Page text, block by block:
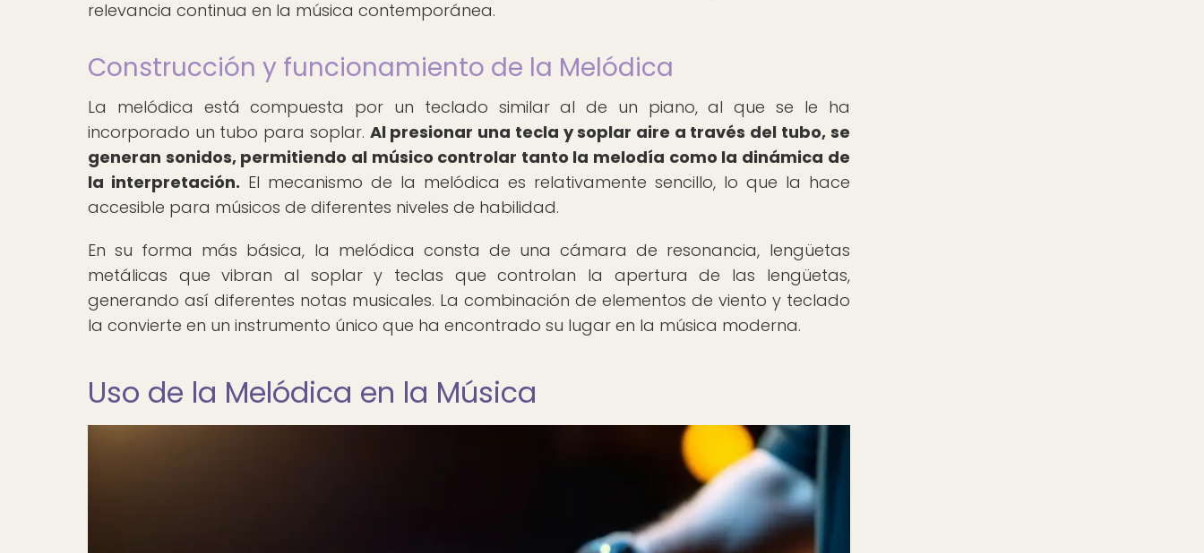
relevancia continua en la música contemporánea.
Construcción y funcionamiento de la Melódica
La melódica está compuesta por un teclado similar al de un piano, al que se le ha
incorporado un tubo para soplar. Al presionar una tecla y soplar aire a través del tubo, se
generan sonidos, permitiendo al músico controlar tanto la melodía como la dinámica de
la interpretación. El mecanismo de la melódica es relativamente sencillo, lo que la hace
accesible para músicos de diferentes niveles de habilidad.
En su forma más básica, la melódica consta de una cámara de resonancia, lengüetas
metálicas que vibran al soplar y teclas que controlan la apertura de las lengüetas,
generando así diferentes notas musicales. La combinación de elementos de viento y teclado
la convierte en un instrumento único que ha encontrado su lugar en la música moderna.
Uso de la Melódica en la Música